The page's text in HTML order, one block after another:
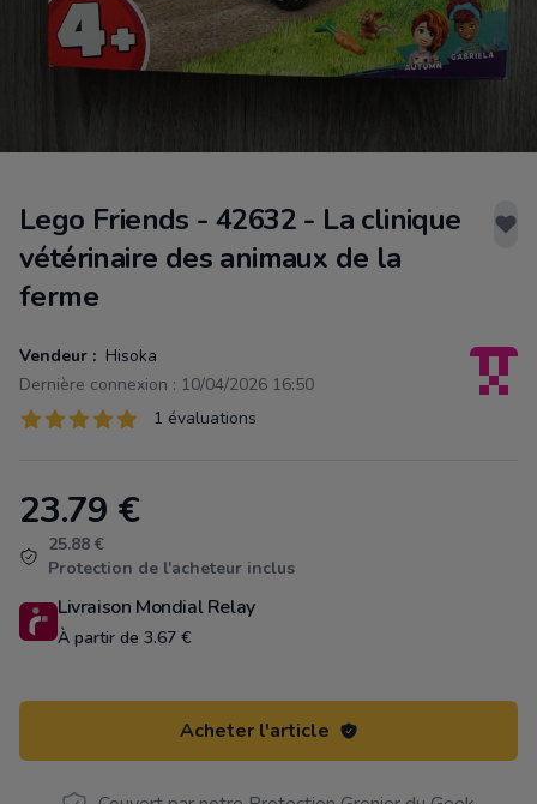
Lego Friends - 42632 - La clinique
vétérinaire des animaux de la
ferme
Vendeur : Hisoka
Dernière connexion : 10/04/2026 16:50
Évaluations
1 sur 5 étoiles 1 évaluations
Product information
23.79 €
25.88 €
Protection de l'acheteur inclus
Livraison Mondial Relay
À partir de 3.67 €
Acheter l'article